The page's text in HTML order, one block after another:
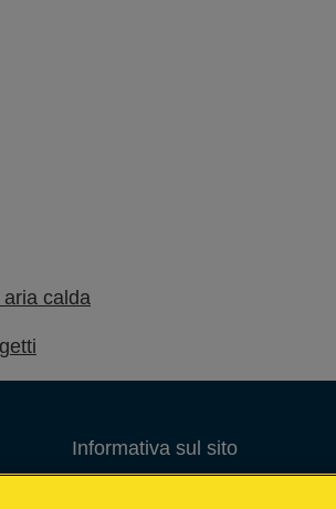
aria calda
Informativa sul sito